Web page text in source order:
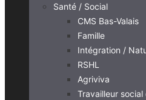
Santé / Social
CMS Bas-Valais
Famille
Intégration /
RSHL
Agriviva
Travailleur